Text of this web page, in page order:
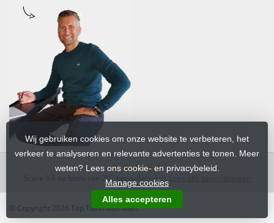
202 beoordelingen.
Wij gebruiken cookies om onze website te verbeteren, het
verkeer te analyseren en relevante advertenties te tonen. Meer
weten? Lees ons cookie- en privacybeleid.
Manage cookies
Alles accepteren
© Copyright 2026 Top Tuinmaterialen